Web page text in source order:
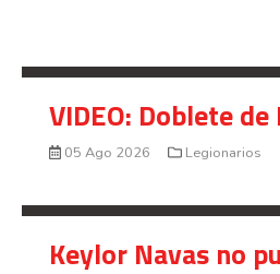
VIDEO: Doblete
05 Ago 2026 Legionarios
Keylor Navas no